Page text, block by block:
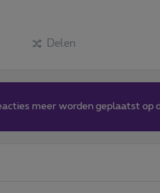
Delen
meer worden geplaatst op